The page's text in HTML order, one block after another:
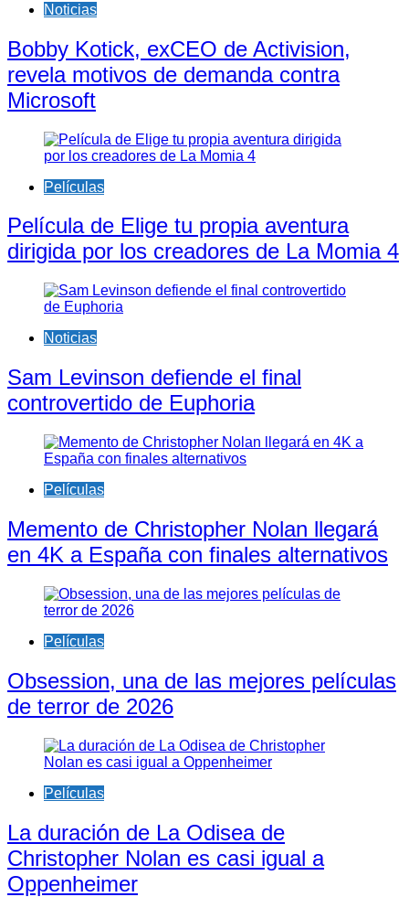
Noticias
Bobby Kotick, exCEO de Activision,
revela motivos de demanda contra
Microsoft
Películas
Película de Elige tu propia aventura
dirigida por los creadores de La Momia 4
Noticias
Sam Levinson defiende el final
controvertido de Euphoria
Películas
Memento de Christopher Nolan llegará
en 4K a España con finales alternativos
Películas
Obsession, una de las mejores películas
de terror de 2026
Películas
La duración de La Odisea de
Christopher Nolan es casi igual a
Oppenheimer